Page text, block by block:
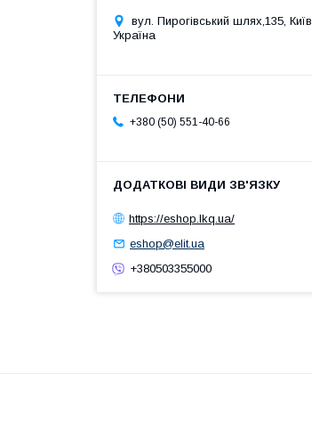
вул. Пирогівський шлях,135, Київ,
Україна
+380 (50) 551-40-66
https://eshop.lkq.ua/
eshop@elit.ua
+380503355000